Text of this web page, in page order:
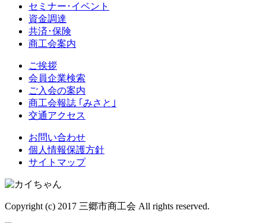
セミナー･イベント
資金調達
共済･保険
商工会案内
ご挨拶
会員企業検索
ご入会の案内
商工会報誌 ｢みさと｣
交通アクセス
お問い合わせ
個人情報保護方針
サイトマップ
Copyright (c) 2017 三郷市商工会 All rights reserved.